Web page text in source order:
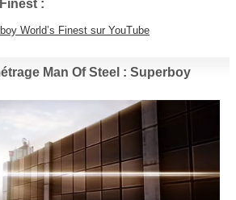
:
World’s Finest sur YouTube
Man Of Steel : Superboy